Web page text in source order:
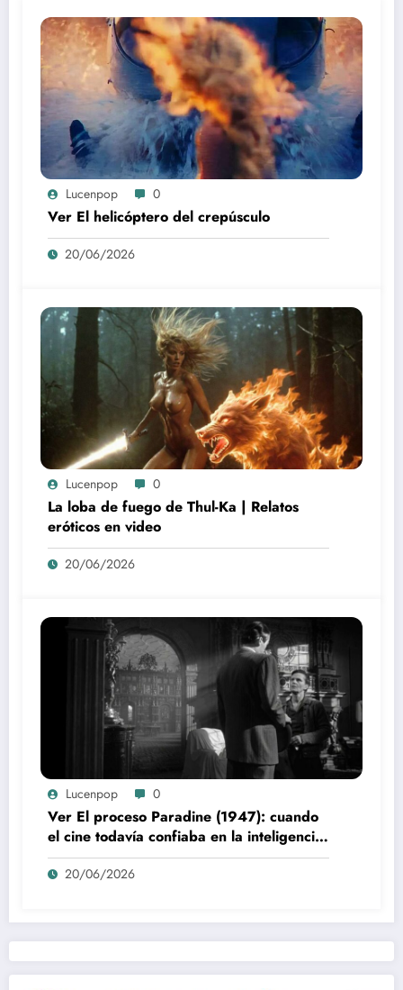
Lucenpop 0
Ver El helicóptero del crepúsculo
20/06/2026
Lucenpop 0
La loba de fuego de Thul-Ka | Relatos
eróticos en video
20/06/2026
Lucenpop 0
Ver El proceso Paradine (1947): cuando
el cine todavía confiaba en la inteligencia
del espectador
20/06/2026